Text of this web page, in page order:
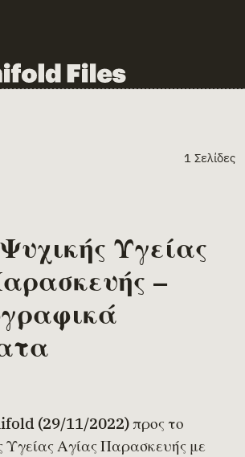
1 Σελίδες
Υγείας
–
(29/11/2022) προς το
Υγείας Αγίας Παρασκευής με